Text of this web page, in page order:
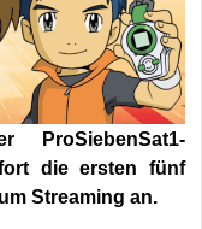
ProSiebenSat1-
die ersten fünf
Streaming an.